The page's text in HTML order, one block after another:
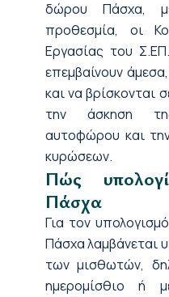
δώρου Πάσχα,
προθεσμία, οι
Εργασίας του
επεμβαίνουν
και να βρίσκονται
την άσκηση
αυτοφώρου και
κυρώσεων.
Πώς
Πάσχα
Για τον
Πάσχα λαμβάνεται
των μισθωτών,
ημερομίσθιο ή